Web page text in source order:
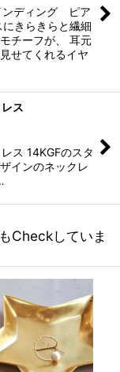
ンディング ピア
きらきらと繊細
チーフが、 耳元
せてくれるイヤ
ス
ス 14KGFのスタ
インのネックレ
Checkしていま